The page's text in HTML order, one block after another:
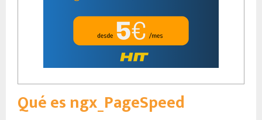
Qué es ngx_PageSpeed